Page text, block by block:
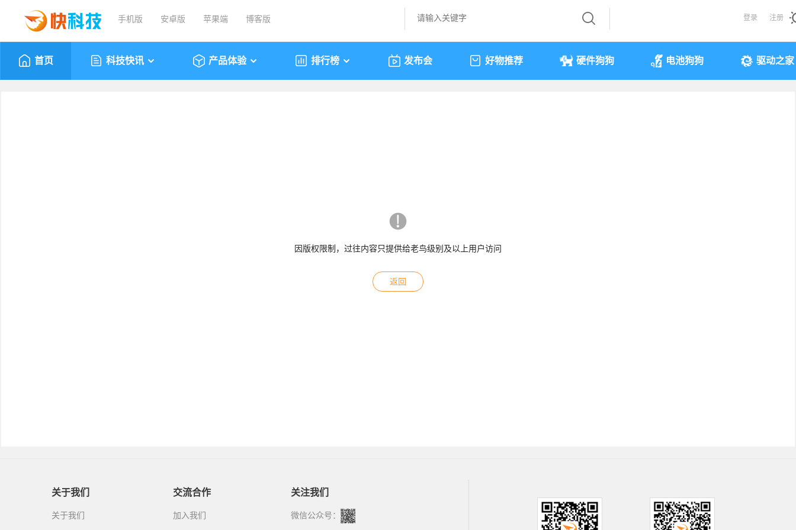
手机版 安卓版 苹果端 博客版 登录 注册
首页 科技快讯 产品体验 排行榜 发布会 好物推荐 硬件狗狗 电池狗狗 驱动之家
因版权限制，过往内容只提供给老鸟级别及以上用户访问
返回
关于我们
关于我们
交流合作
加入我们
关注我们
微信公众号：